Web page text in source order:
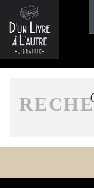
Librairie D'un livre à